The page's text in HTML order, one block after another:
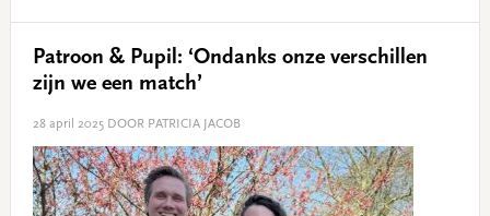
Patroon & Pupil: ‘Ondanks onze verschillen
zijn we een match’
28 april 2025DOOR PATRICIA JACOB